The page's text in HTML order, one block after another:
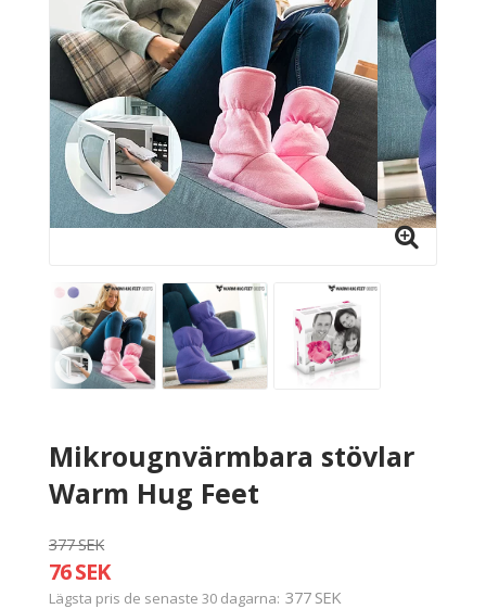
Mikrougnvärmbara stövlar
Warm Hug Feet
377 SEK
76 SEK
Lägsta pris de senaste 30 dagarna 377 SEK